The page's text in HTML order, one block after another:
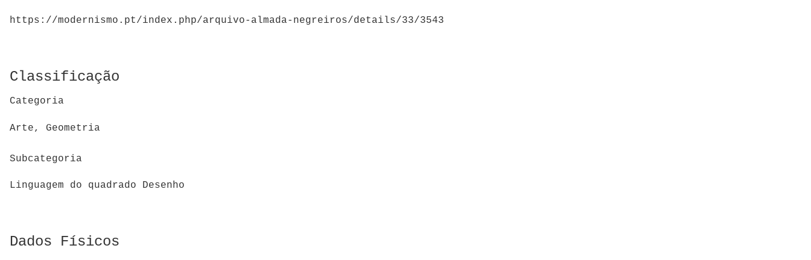
https://modernismo.pt/index.php/arquivo-almada-negreiros/details/33/3543
Classificação
Categoria
Arte, Geometria
Subcategoria
Linguagem do quadrado Desenho
Dados Físicos